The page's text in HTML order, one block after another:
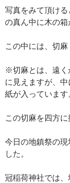
写真をみて頂け
の真ん中に木の箱
この中には、切麻
※切麻とは、遠く
に見えますが、
紙が入っています
この切麻を四方に
今日の地鎮祭の
した。
冠稲荷神社では